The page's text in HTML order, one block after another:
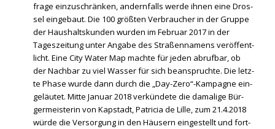
fra­ge ein­zu­schrän­ken, andern­falls wer­de ihnen eine Dros­
sel ein­ge­baut. Die 100 größ­ten Ver­brau­cher in der Grup­pe
der Haus­halts­kun­den wur­den im Febru­ar 2017 in der
Tages­zei­tung unter Anga­be des Stra­ßen­na­mens ver­öf­fent­
licht. Eine City Water Map mach­te für jeden abruf­bar, ob
der Nach­bar zu viel Was­ser für sich bean­spruch­te. Die letz­
te Pha­se wur­de dann durch die „Day-Zero“-Kampagne ein­
ge­läu­tet. Mit­te Janu­ar 2018 ver­kün­de­te die dama­li­ge Bür­
ger­meis­te­rin von Kap­stadt, Patri­cia de Lil­le, zum 21.4.2018
wür­de die Ver­sor­gung in den Häu­sern ein­ge­stellt und fort­